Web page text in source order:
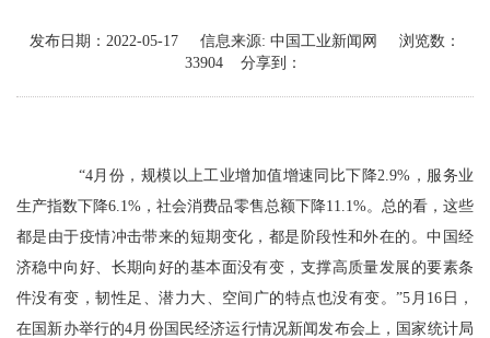
发布日期： 2022-05-17 信息来源: 中国工业新闻网
浏览数：
33904分享到：
“4月份，规模以上工业增加值增速同比下降2.9%，服务业
生产指数下降6.1%，社会消费品零售总额下降11.1%。总的看，这些
都是由于疫情冲击带来的短期变化，都是阶段性和外在的。中国经
济稳中向好、长期向好的基本面没有变，支撑高质量发展的要素条
件没有变，韧性足、潜力大、空间广的特点也没有变。”5月16日，
在国新办举行的4月份国民经济运行情况新闻发布会上，国家统计局